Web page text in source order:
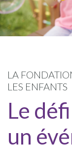
LA
LES ENFANTS
Le
un